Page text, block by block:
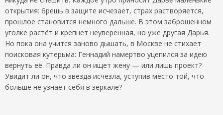
открытия: брешь в защите исчезает, страх растворяется,
прошлое становится немного дальше. В этом заброшенном
уголке растёт и крепнет неуверенная, но уже другая Дарья.
Но пока она учится заново дышать, в Москве не стихает
поисковая кутерьма: Геннадий намертво уцепился за идею
вернуть её. Правда ли он ищет жену — или лишь проект?
Увидит ли он, что звезда исчезла, уступив место той, что
больше не узнаёт себя в зеркале?